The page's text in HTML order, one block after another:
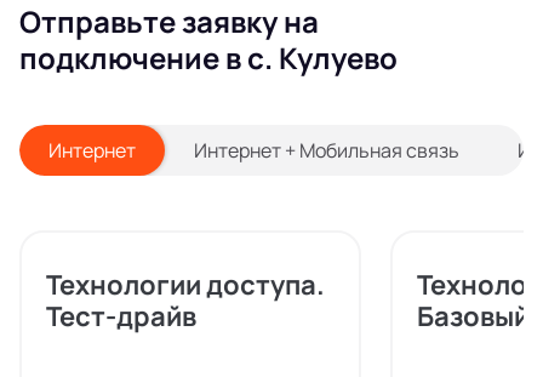
Отправьте заявку на
подключение в с. Кулуево
Интернет Интернет + Мобильная связь
Технологии доступа.
Тест-драйв
Базовый